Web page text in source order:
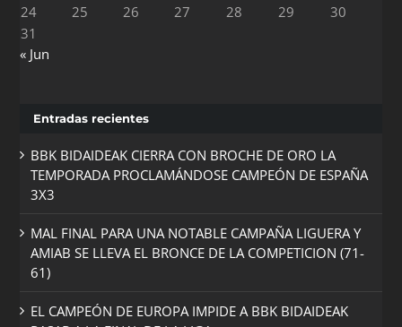
24
25 26 27 28 29
30
31
« Jun
Entradas recientes
BBK BIDAIDEAK CIERRA CON BROCHE DE ORO LA
TEMPORADA PROCLAMÁNDOSE CAMPEÓN DE ESPAÑA
3X3
MAL FINAL PARA UNA NOTABLE CAMPAÑA LIGUERA Y
AMIAB SE LLEVA EL BRONCE DE LA COMPETICION (71-
61)
EL CAMPEÓN DE EUROPA IMPIDE A BBK BIDAIDEAK